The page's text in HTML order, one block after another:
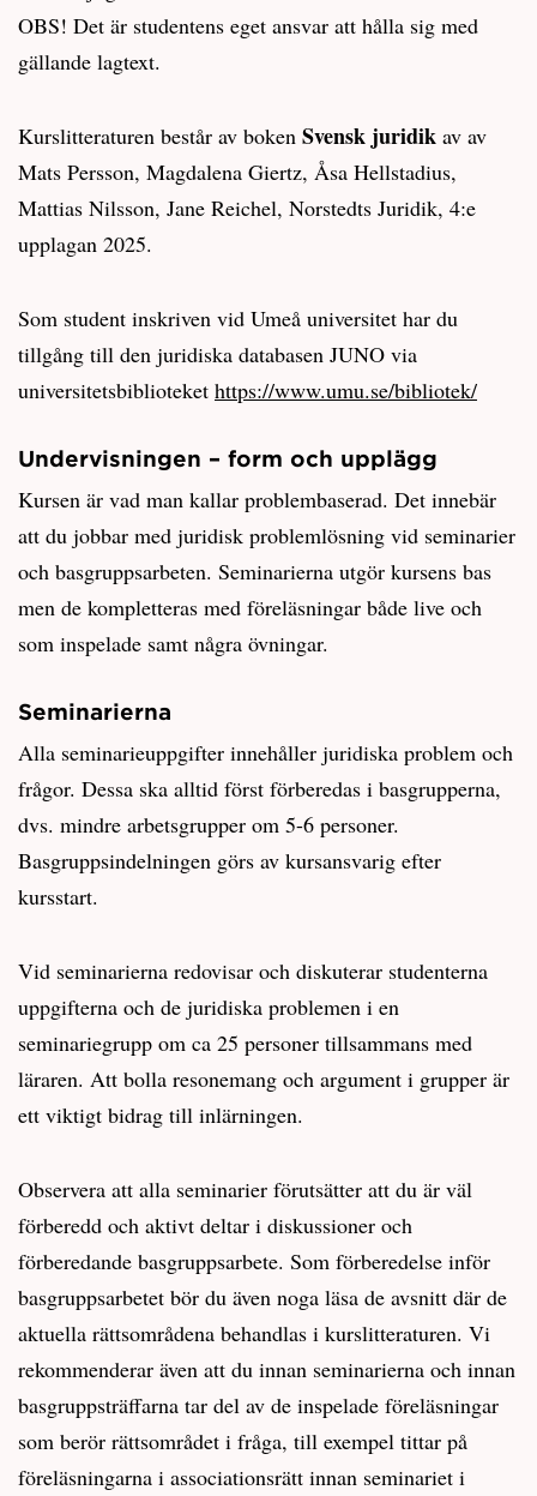
OBS! Det är studentens eget ansvar att hålla sig med
gällande lagtext.
Kurslitteraturen består av boken Svensk juridik av av
Mats Persson, Magdalena Giertz, Åsa Hellstadius,
Mattias Nilsson, Jane Reichel, Norstedts Juridik, 4:e
upplagan 2025.
Som student inskriven vid Umeå universitet har du
tillgång till den juridiska databasen JUNO via
universitetsbiblioteket https://www.umu.se/bibliotek/
Undervisningen – form och upplägg
Kursen är vad man kallar problembaserad. Det innebär
att du jobbar med juridisk problemlösning vid seminarier
och basgruppsarbeten. Seminarierna utgör kursens bas
men de kompletteras med föreläsningar både live och
som inspelade samt några övningar.
Seminarierna
Alla seminarieuppgifter innehåller juridiska problem och
frågor. Dessa ska alltid först förberedas i basgrupperna,
dvs. mindre arbetsgrupper om 5-6 personer.
Basgruppsindelningen görs av kursansvarig efter
kursstart.
Vid seminarierna redovisar och diskuterar studenterna
uppgifterna och de juridiska problemen i en
seminariegrupp om ca 25 personer tillsammans med
läraren. Att bolla resonemang och argument i grupper är
ett viktigt bidrag till inlärningen.
Observera att alla seminarier förutsätter att du är väl
förberedd och aktivt deltar i diskussioner och
förberedande basgruppsarbete. Som förberedelse inför
basgruppsarbetet bör du även noga läsa de avsnitt där de
aktuella rättsområdena behandlas i kurslitteraturen. Vi
rekommenderar även att du innan seminarierna och innan
basgruppsträffarna tar del av de inspelade föreläsningar
som berör rättsområdet i fråga, till exempel tittar på
föreläsningarna i associationsrätt innan seminariet i